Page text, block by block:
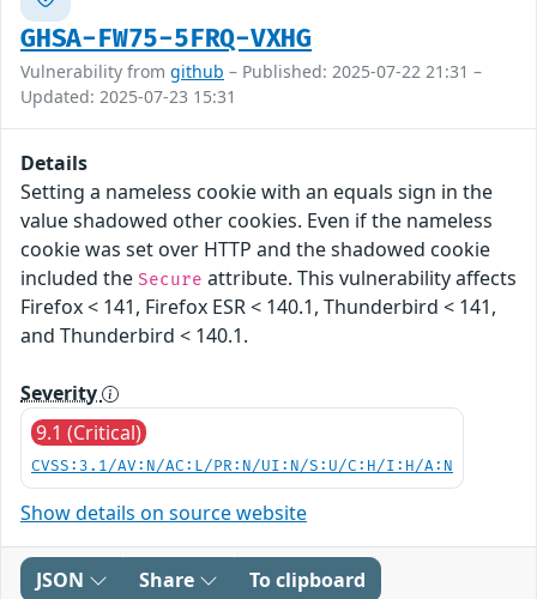
GHSA-FW75-5FRQ-VXHG
Vulnerability from github – Published: 2025-07-22 21:31 –
Updated: 2025-07-23 15:31
Details
Setting a nameless cookie with an equals sign in the
value shadowed other cookies. Even if the nameless
cookie was set over HTTP and the shadowed cookie
included the Secure attribute. This vulnerability affects
Firefox < 141, Firefox ESR < 140.1, Thunderbird < 141,
and Thunderbird < 140.1.
Severity
9.1 (Critical)
CVSS:3.1/AV:N/AC:L/PR:N/UI:N/S:U/C:H/I:H/A:N
Show details on source website
JSON Share To clipboard